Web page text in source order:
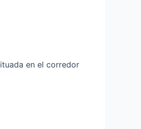
en el corredor